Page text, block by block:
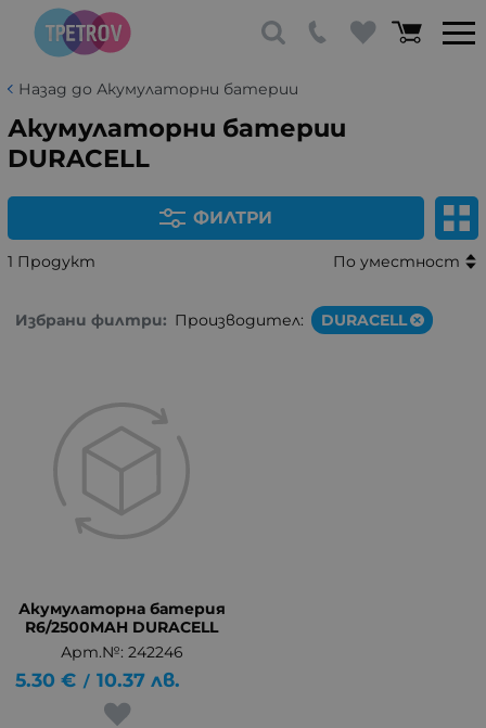
Назад до Акумулаторни батерии
Акумулаторни батерии
DURACELL
ФИЛТРИ
1 Продукт По уместност
Избрани филтри: Производител: DURACELL
Акумулаторна батерия
R6/2500MAH DURACELL
Арт.№: 242246
5.30 € / 10.37 лв.